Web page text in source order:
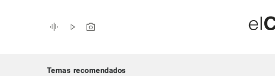
indicadores
económicos
graphic_eq play_arrow photo_camera
Temas recomendados